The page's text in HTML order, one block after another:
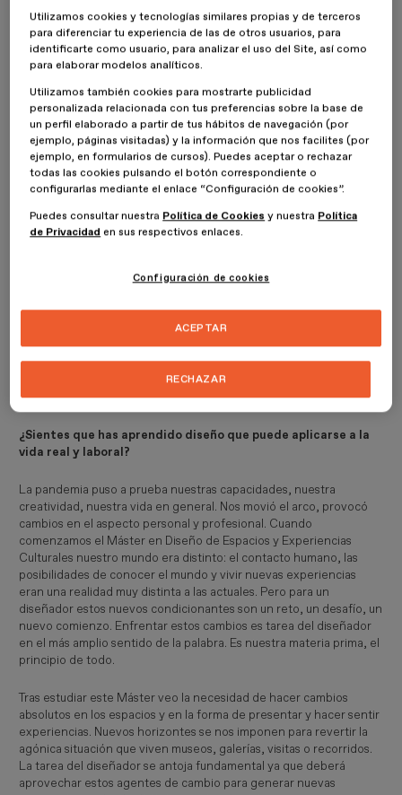
¡Creo que nunca se deja de aprender! Sentí la necesidad de
actualizar mis conocimientos en este nuevo universo del diseño de
espacios. En mi primera instancia iba a realizar el Máster en Diseño
recomendaron, al ver mi perfil, llevar a cabo el Máster en Diseño
de Espacios y Experiencias Culturales. Estaré siempre agradecido
por influir en mi elección ya que encontré un nuevo mundo de
posibilidades.
En ESDESIGN estamos muy influenciados por la comunidad
alguien de Latinoamérica?
referente en el sector. Barcelona y diseño son palabras que
buscar la institución en la que cursar una carrera de posgrado.
ESDESIGN conserva esos valores de respeto y amor por el proceso
de diseño que muchas veces, por la rutina del trabajo y el día a día,
se van perdiendo. El establecer un camino creativo desde la idea
hasta la concepción del resultado final, en un ambiente igualdad y
de cordialidad absoluta, nos transporta a Barcelona.
¿Sientes que has aprendido diseño que puede aplicarse a la
vida real y laboral?
La pandemia puso a prueba nuestras capacidades, nuestra
creatividad, nuestra vida en general. Nos movió el arco, provocó
cambios en el aspecto personal y profesional. Cuando
comenzamos el Máster en Diseño de Espacios y Experiencias
Culturales nuestro mundo era distinto: el contacto humano, las
posibilidades de conocer el mundo y vivir nuevas experiencias
eran una realidad muy distinta a las actuales. Pero para un
diseñador estos nuevos condicionantes son un reto, un desafío, un
nuevo comienzo. Enfrentar estos cambios es tarea del diseñador
en el más amplio sentido de la palabra. Es nuestra materia prima, el
principio de todo.
Tras estudiar este Máster veo la necesidad de hacer cambios
absolutos en los espacios y en la forma de presentar y hacer sentir
experiencias. Nuevos horizontes se nos imponen para revertir la
agónica situación que viven museos, galerías, visitas o recorridos.
La tarea del diseñador se antoja fundamental ya que deberá
aprovechar estos agentes de cambio para generar nuevas
Utilizamos cookies y tecnologías similares propias y de terceros
para diferenciar tu experiencia de las de otros usuarios, para
identificarte como usuario, para analizar el uso del Site, así como
para elaborar modelos analíticos.
Utilizamos también cookies para mostrarte publicidad
personalizada relacionada con tus preferencias sobre la base de
un perfil elaborado a partir de tus hábitos de navegación (por
ejemplo, páginas visitadas) y la información que nos facilites (por
ejemplo, en formularios de cursos). Puedes aceptar o rechazar
todas las cookies pulsando el botón correspondiente o
configurarlas mediante el enlace “Configuración de cookies”.
Puedes consultar nuestra Política de Cookies y nuestra Política
de Privacidad en sus respectivos enlaces.
Configuración de cookies
RECHAZAR
ACEPTAR